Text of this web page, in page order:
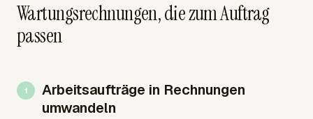
Wartungsrechnungen, die zum Auftrag
passen
Arbeitsaufträge in Rechnungen
umwandeln